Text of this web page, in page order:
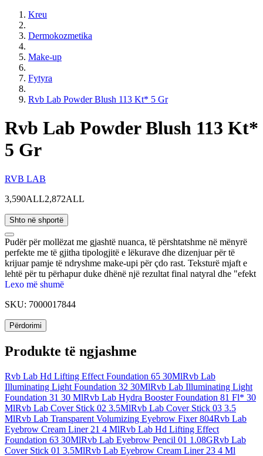
Kreu
Dermokozmetika
Make-up
Fytyra
Rvb Lab Powder Blush 113 Kt* 5 Gr
Rvb Lab Powder Blush 113 Kt*
5 Gr
RVB LAB
3,590ALL2,872ALL
Shto në shportë
Pudër për mollëzat me gjashtë nuanca, të përshtatshme në mënyrë
perfekte me të gjitha tipologjitë e lëkurave dhe dizenjuar për të
krijuar pamje të ndryshme make-upi për çdo rast. Teksturë mjaft e
lehtë për tu përhapur duke dhënë një rezultat final natyral dhe "efekt
glow", e cila zgjat në kohë. Pudra përmban ekstraktin bimor
Lexo më shumë
SKU: 7000017844
Përdorimi
Produkte të ngjashme
Rvb Lab Hd Lifting Effect Foundation 65 30MlRvb Lab
Illuminating Light Foundation 32 30MlRvb Lab Illuminating Light
Foundation 31 30 MlRvb Lab Hydra Booster Foundation 81 Fl* 30
MlRvb Lab Cover Stick 02 3.5MlRvb Lab Cover Stick 03 3.5
MlRvb Lab Transparent Volumizing Eyebrow Fixer 804Rvb Lab
Eyebrow Cream Liner 21 4 MlRvb Lab Hd Lifting Effect
Foundation 63 30MlRvb Lab Eyebrow Pencil 01 1.08GRvb Lab
Cover Stick 01 3.5MlRvb Lab Eyebrow Cream Liner 23 4 Ml